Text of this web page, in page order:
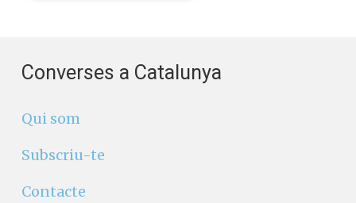
Converses a Catalunya
Qui som
Subscriu-te
Contacte